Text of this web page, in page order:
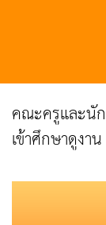
คณะครูและนั
เข้าศึกษาดูง